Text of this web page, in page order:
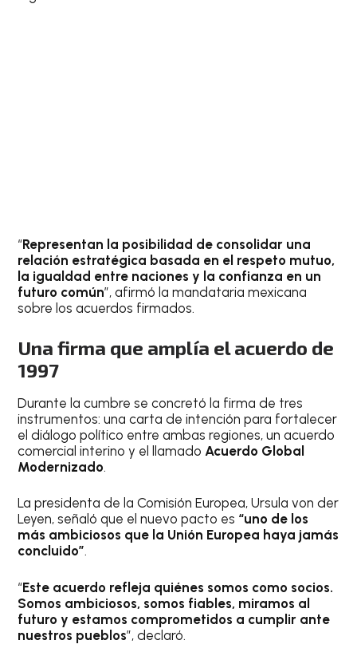
“Representan la posibilidad de consolidar una
relación estratégica basada en el respeto mutuo,
la igualdad entre naciones y la confianza en un
futuro común”, afirmó la mandataria mexicana
sobre los acuerdos firmados.
Una firma que amplía el acuerdo de
1997
Durante la cumbre se concretó la firma de tres
instrumentos: una carta de intención para fortalecer
el diálogo político entre ambas regiones, un acuerdo
comercial interino y el llamado Acuerdo Global
Modernizado.
La presidenta de la Comisión Europea, Ursula von der
Leyen, señaló que el nuevo pacto es “uno de los
más ambiciosos que la Unión Europea haya jamás
concluido”.
“Este acuerdo refleja quiénes somos como socios.
Somos ambiciosos, somos fiables, miramos al
futuro y estamos comprometidos a cumplir ante
nuestros pueblos”, declaró.